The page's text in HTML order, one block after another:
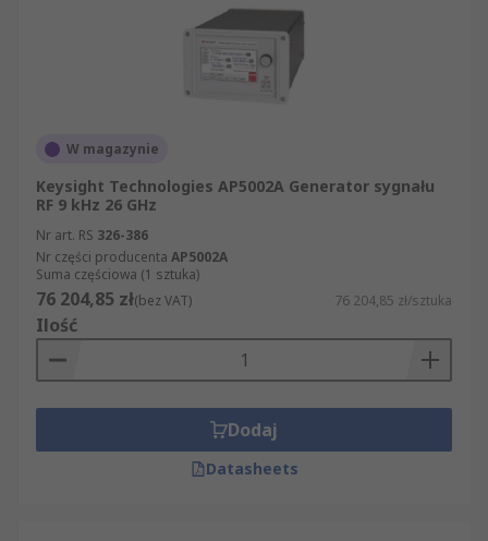
W magazynie
Keysight Technologies AP5002A Generator sygnału
RF 9 kHz 26 GHz
Nr art. RS 326-386
Nr części producenta AP5002A
Suma częściowa (1 sztuka)
76 204,85 zł(bez VAT) 76 204,85 zł/sztuka
Ilość
Dodaj
Datasheets